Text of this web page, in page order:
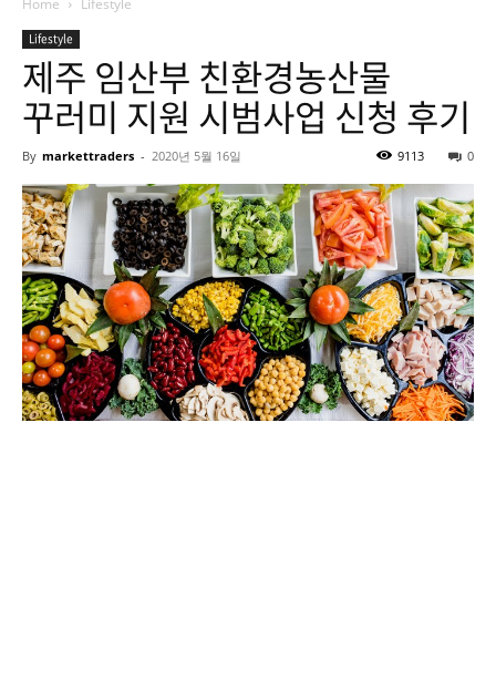
Home Lifestyle
Lifestyle
제주 임산부 친환경농산물
꾸러미 지원 시범사업 신청 후기
By markettraders - 2020년 5월 16일 0
9113